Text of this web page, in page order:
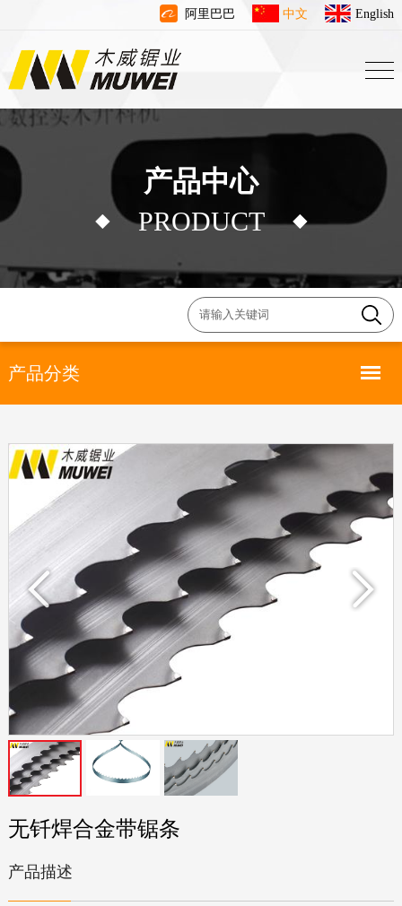
阿里巴巴 中文 English
产品中心
PRODUCT
产品分类
无钎焊合金带锯条
产品描述